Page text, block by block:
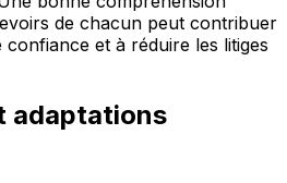
de chacun peut contribuer
et à réduire les litiges
adaptations